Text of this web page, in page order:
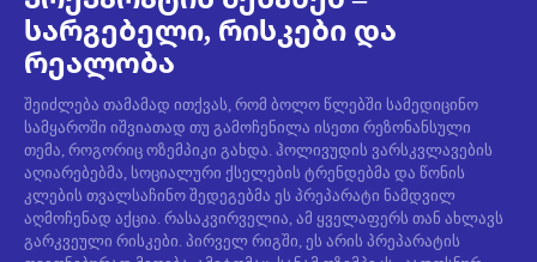
სარგებელი, რისკები და
რეალობა
შეიძლება თამამად ითქვას, რომ ბოლო წლებში სამედიცინო
სამყაროში იშვიათად თუ გამოჩენილა ისეთი რეზონანსული
თემა, როგორიც ოზემპიკი გახდა. ჰოლივუდის ვარსკვლავების
აღიარებებმა, სოციალური ქსელების ტრენდებმა და წონის
კლების თვალსაჩინო შედეგებმა ეს პრეპარატი ნამდვილ
აღმოჩენად აქცია. რასაკვირველია, ამ ყველაფერს თან ახლავს
გარკვეული რისკები. პირველ რიგში, ეს არის პრეპარატის